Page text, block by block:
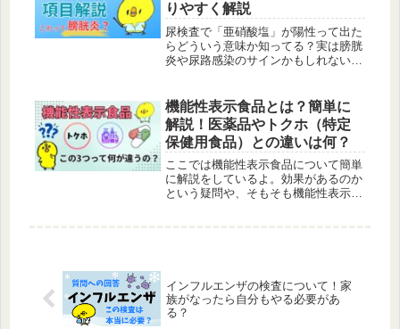
りやすく解説
尿検査で「亜硝酸塩」が陽性って出た
らどういう意味か知ってる？実は膀胱
炎や尿路感染のサインかもしれないん
ていくよ。
機能性表示食品とは？簡単に
解説！医薬品やトクホ（特定
保健用食品）との違いは何？
ここでは機能性表示食品について簡単
に解説をしているよ。効果があるのか
という疑問や、そもそも機能性表示食
インフルエンザの検査について！家
族がなったら自分もやる必要があ
る？